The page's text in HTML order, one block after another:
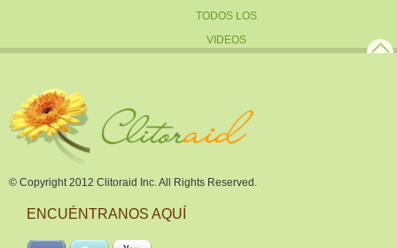
TODOS LOS
VIDEOS
© Copyright 2012 Clitoraid Inc. All Rights Reserved.
ENCUÉNTRANOS AQUÍ